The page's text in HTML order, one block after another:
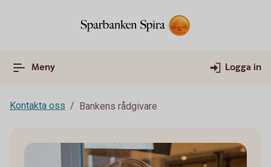
Meny Logga in
Kontakta oss Bankens rådgivare